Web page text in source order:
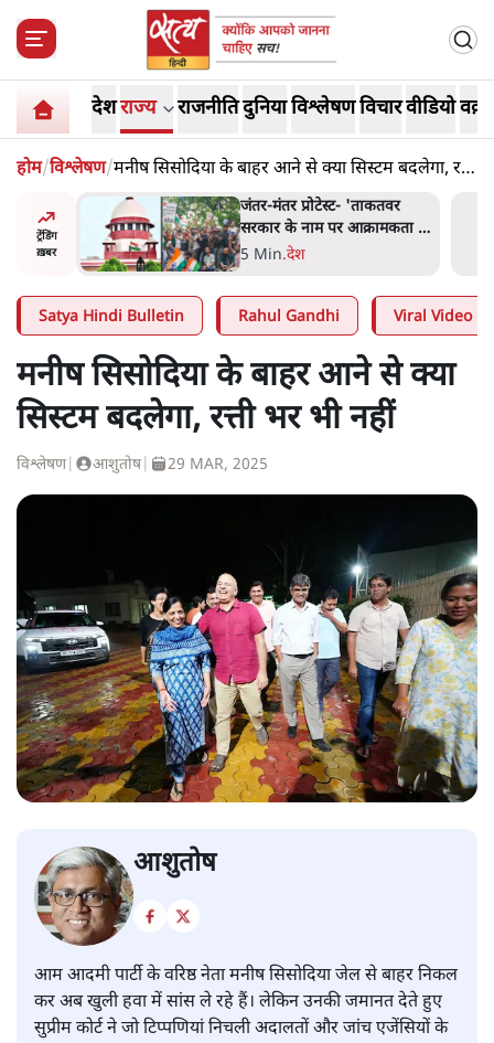
देशराज्य राजनीतिदुनियाविश्लेषणविचारवीडियो
होम/विश्लेषण/मनीष सिसोदिया के बाहर आने से क्या सिस्टम बदलेगा, रत्ती
भर भी नहीं
ट्रेंडिंग
ख़बर
न
सुने':
जंतर मंतर प्रोटेस्ट: 'युवाओं को
प्रताड़ित किया जा रहा है, पर मोदी-
शाह में बोलने की हिम्मत नहीं'-
7 Min.देश
Satya Hindi Bulletin Rahul Gandhi Viral Video
मनीष सिसोदिया के बाहर आने से क्या
सिस्टम बदलेगा, रत्ती भर भी नहीं
विश्लेषण| आशुतोष| 29 MAR, 2025
आशुतोष
आम आदमी पार्टी के वरिष्ठ नेता मनीष सिसोदिया जेल से बाहर निकल
कर अब खुली हवा में सांस ले रहे हैं। लेकिन उनकी जमानत देते हुए
सुप्रीम कोर्ट ने जो टिप्पणियां निचली अदालतों और जांच एजेंसियों के